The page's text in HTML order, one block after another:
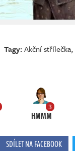
Tagy:Akční střílečka,
3
HMMM
SDÍLET NA FACEBOOK